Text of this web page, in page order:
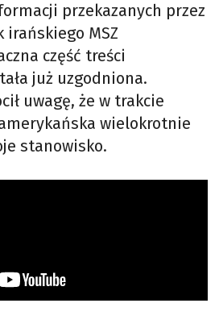
przekazanych przez
irańskiego MSZ
część treści
już uzgodniona.
uwagę, że w trakcie
wielokrotnie
stanowisko.